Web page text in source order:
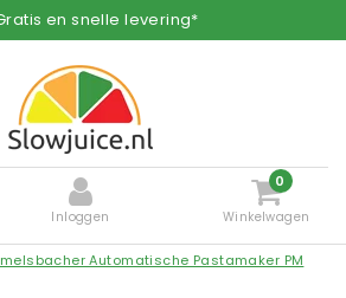
en snelle levering*
Inloggen
0
Winkelwagen
Automatische Pastamaker PM